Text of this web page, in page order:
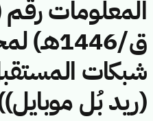
ق/
شبكات
(ريد بُل